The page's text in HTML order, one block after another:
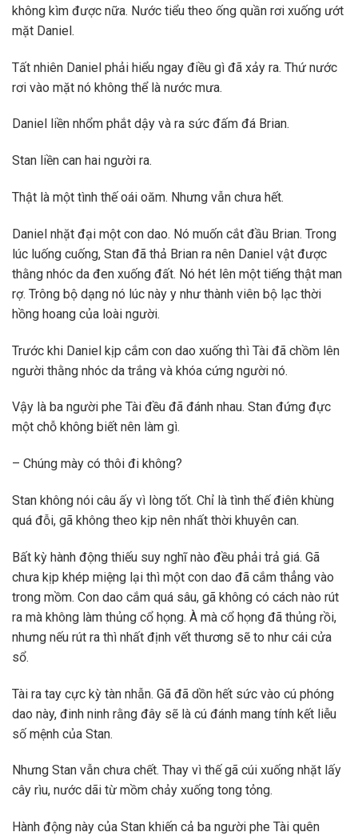
không kìm được nữa. Nước tiểu theo ống quần rơi xuống ướt
mặt Daniel.
Tất nhiên Daniel phải hiểu ngay điều gì đã xảy ra. Thứ nước
rơi vào mặt nó không thể là nước mưa.
Daniel liền nhổm phắt dậy và ra sức đấm đá Brian.
Stan liền can hai người ra.
Thật là một tình thế oái oăm. Nhưng vẫn chưa hết.
Daniel nhặt đại một con dao. Nó muốn cắt đầu Brian. Trong
lúc luống cuống, Stan đã thả Brian ra nên Daniel vật được
thằng nhóc da đen xuống đất. Nó hét lên một tiếng thật man
rợ. Trông bộ dạng nó lúc này y như thành viên bộ lạc thời
hồng hoang của loài người.
Trước khi Daniel kịp cắm con dao xuống thì Tài đã chồm lên
người thằng nhóc da trắng và khóa cứng người nó.
Vậy là ba người phe Tài đều đã đánh nhau. Stan đứng đực
một chỗ không biết nên làm gì.
– Chúng mày có thôi đi không?
Stan không nói câu ấy vì lòng tốt. Chỉ là tình thế điên khùng
quá đỗi, gã không theo kịp nên nhất thời khuyên can.
Bất kỳ hành động thiếu suy nghĩ nào đều phải trả giá. Gã
chưa kịp khép miệng lại thì một con dao đã cắm thẳng vào
trong mồm. Con dao cắm quá sâu, gã không có cách nào rút
ra mà không làm thủng cổ họng. À mà cổ họng đã thủng rồi,
nhưng nếu rút ra thì nhất định vết thương sẽ to như cái cửa
sổ.
Tài ra tay cực kỳ tàn nhẫn. Gã đã dồn hết sức vào cú phóng
dao này, đinh ninh rằng đây sẽ là cú đánh mang tính kết liễu
số mệnh của Stan.
Nhưng Stan vẫn chưa chết. Thay vì thế gã cúi xuống nhặt lấy
cây rìu, nước dãi từ mồm chảy xuống tong tỏng.
Hành động này của Stan khiến cả ba người phe Tài quên